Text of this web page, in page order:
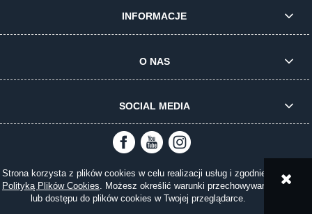
Strona korzysta z plików cookies w celu realizacji usług i zgodnie z
Polityką Plików Cookies. Możesz określić warunki przechowywania
lub dostępu do plików cookies w Twojej przeglądarce.
INFORMACJE
O NAS
SOCIAL MEDIA
pokaż pełną wersję strony
Sklep internetowy Shoper.pl